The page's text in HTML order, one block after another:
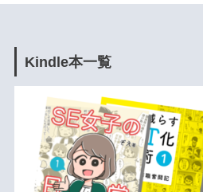
Kindle本一覧